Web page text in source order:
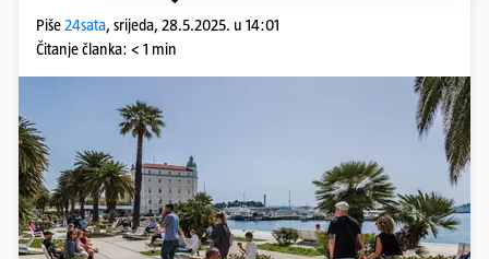
Piše24sata, srijeda, 28.5.2025. u 14:01
Čitanje članka: < 1 min